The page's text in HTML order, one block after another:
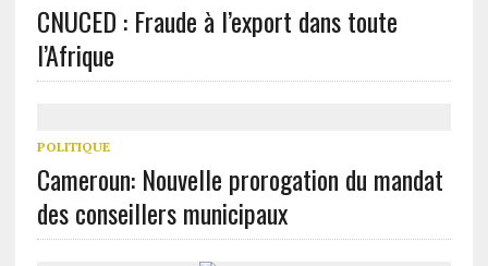
CNUCED : Fraude à l’export dans toute
l’Afrique
POLITIQUE
Cameroun: Nouvelle prorogation du mandat
des conseillers municipaux